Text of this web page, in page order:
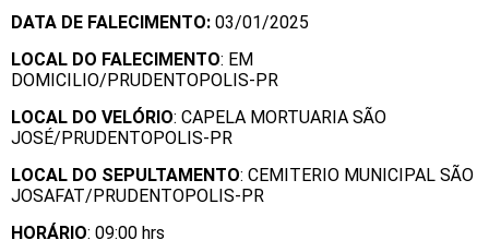
DATA DE FALECIMENTO: 03/01/2025
LOCAL DO FALECIMENTO: EM
DOMICILIO/PRUDENTOPOLIS-PR
LOCAL DO VELÓRIO: CAPELA MORTUARIA SÃO
JOSÉ/PRUDENTOPOLIS-PR
LOCAL DO SEPULTAMENTO: CEMITERIO MUNICIPAL SÃO
JOSAFAT/PRUDENTOPOLIS-PR
HORÁRIO: 09:00 hrs